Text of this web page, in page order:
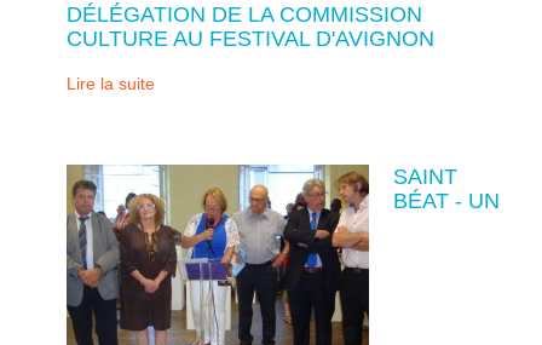
DÉLÉGATION DE LA COMMISSION
CULTURE AU FESTIVAL D'AVIGNON
Lire la suite
SAINT
BÉAT - UN